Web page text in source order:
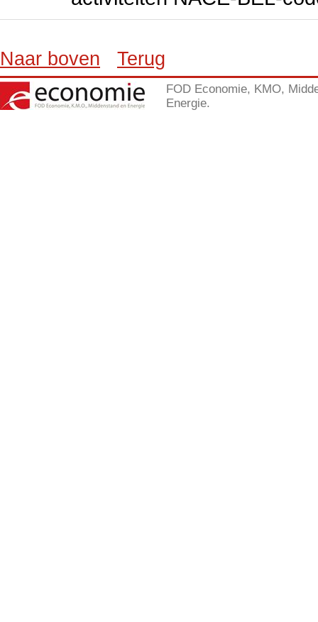
Naar boven Terug
FOD Economie, KMO,
Energie.